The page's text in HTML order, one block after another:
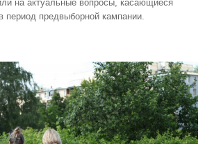
на актуальные вопросы, касающиеся
период предвыборной кампании.